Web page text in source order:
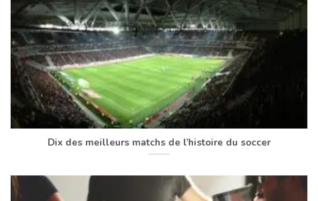
Dix des meilleurs matchs de l’histoire du soccer